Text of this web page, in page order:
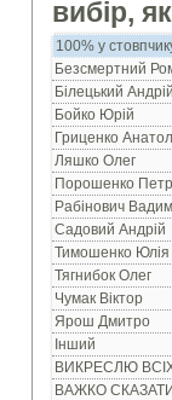
вибір,
100% у
Безсмертний
Білецький Андрій
Бойко Юрій
Гриценко
Ляшко Олег
Порошенко
Рабінович Вадим
Садовий Андрій
Тимошенко Юлія
Тягнибок Олег
Чумак Віктор
Ярош Дмитро
Інший
ВИКРЕСЛЮ
ВАЖКО